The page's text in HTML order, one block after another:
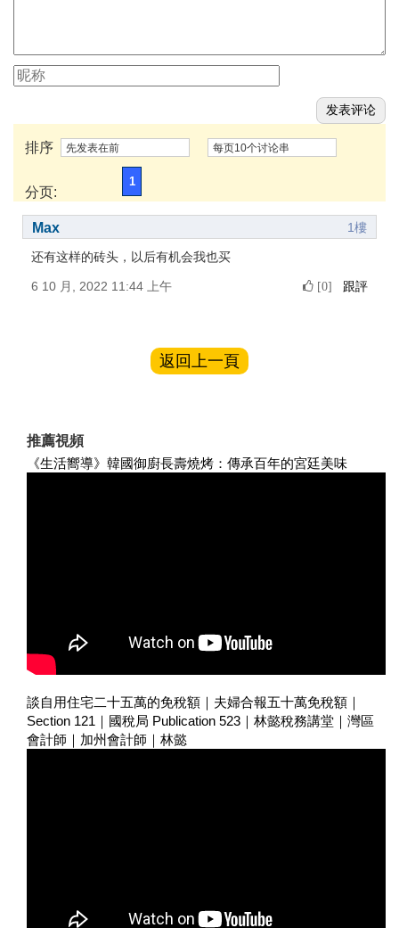
排序 先发表在前 每页10个讨论串
分页:
1
Max 1樓
还有这样的砖头，以后有机会我也买
6 10 月, 2022 11:44 上午 [0] 跟評
返回上一頁
推薦視頻
《生活嚮導》韓國御廚長壽燒烤：傳承百年的宮廷美味
談自用住宅二十五萬的免稅額｜夫婦合報五十萬免稅額｜
Section 121｜國稅局 Publication 523｜林懿稅務講堂｜灣區
會計師｜加州會計師｜林懿